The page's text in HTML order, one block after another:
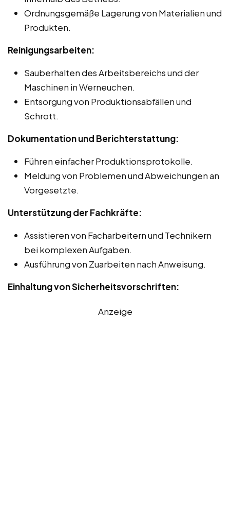
Ordnungsgemäße Lagerung von Materialien und
Produkten.
Reinigungsarbeiten:
Sauberhalten des Arbeitsbereichs und der
Maschinen in Werneuchen.
Entsorgung von Produktionsabfällen und
Schrott.
Dokumentation und Berichterstattung:
Führen einfacher Produktionsprotokolle.
Meldung von Problemen und Abweichungen an
Vorgesetzte.
Unterstützung der Fachkräfte:
Assistieren von Facharbeitern und Technikern
bei komplexen Aufgaben.
Ausführung von Zuarbeiten nach Anweisung.
Einhaltung von Sicherheitsvorschriften:
Anzeige